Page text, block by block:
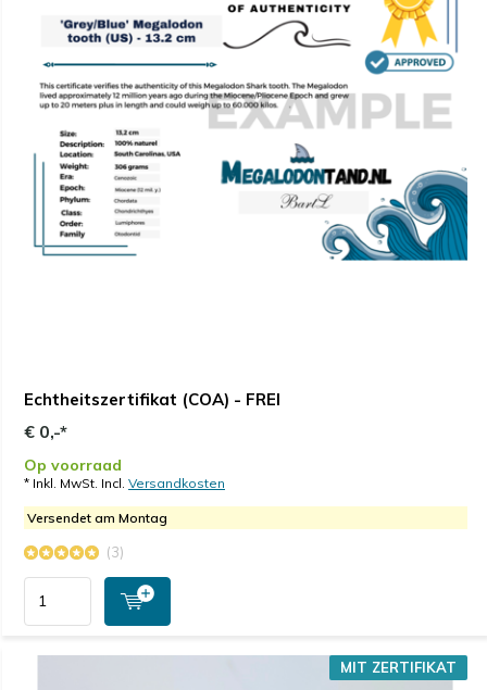
Echtheitszertifikat (COA) - FREI
€ 0,-*
Op voorraad
* Inkl. MwSt. Incl. Versandkosten
Versendet am Montag
(3)
MIT ZERTIFIKAT